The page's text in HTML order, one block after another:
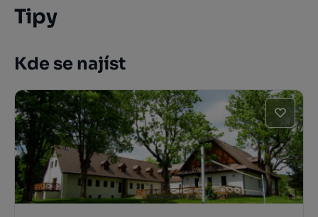
Tipy
Kde se najíst